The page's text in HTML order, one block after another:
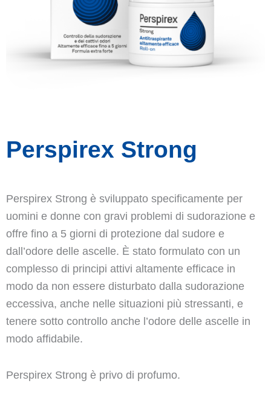
Perspirex Strong
Perspirex Strong è sviluppato specificamente per
uomini e donne con gravi problemi di sudorazione e
offre fino a 5 giorni di protezione dal sudore e
dall’odore delle ascelle. È stato formulato con un
complesso di principi attivi altamente efficace in
modo da non essere disturbato dalla sudorazione
eccessiva, anche nelle situazioni più stressanti, e
tenere sotto controllo anche l’odore delle ascelle in
modo affidabile.
Perspirex Strong è privo di profumo.